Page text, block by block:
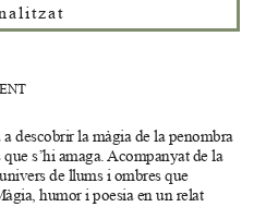
descobrir la màgia de la penombra
s’hi amaga. Acompanyat de la
de llums i ombres que
humor i poesia en un relat